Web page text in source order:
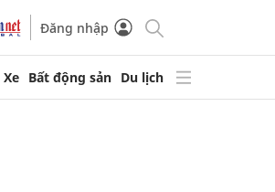
Đăng nhập
Xe Bất động sản Du lịch